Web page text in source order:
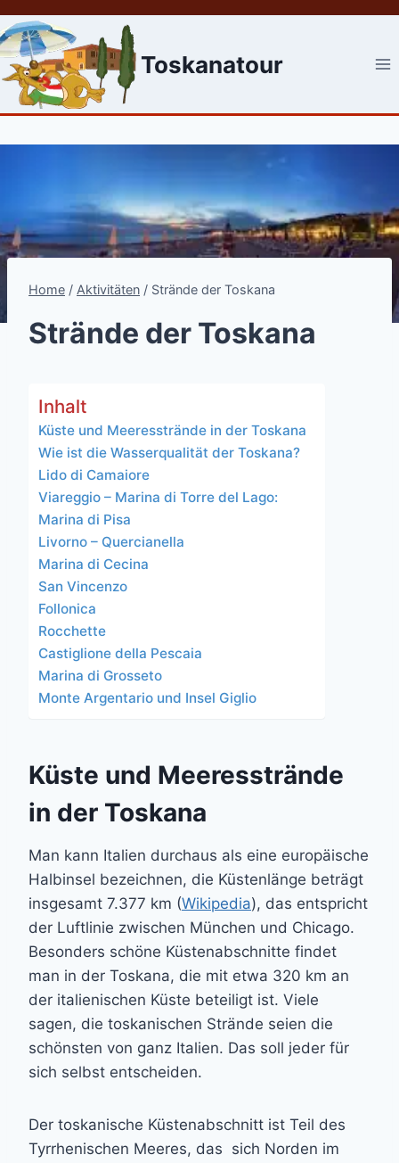
Skip
to
content
Toskanatour
Home / Aktivitäten / Strände der Toskana
Strände der Toskana
Inhalt
Küste und Meeresstrände in der Toskana
Wie ist die Wasserqualität der Toskana?
Lido di Camaiore
Viareggio – Marina di Torre del Lago:
Marina di Pisa
Livorno – Quercianella
Marina di Cecina
San Vincenzo
Follonica
Rocchette
Castiglione della Pescaia
Marina di Grosseto
Monte Argentario und Insel Giglio
Küste und Meeresstrände
in der Toskana
Man kann Italien durchaus als eine europäische
Halbinsel bezeichnen, die Küstenlänge beträgt
insgesamt 7.377 km (Wikipedia), das entspricht
der Luftlinie zwischen München und Chicago.
Besonders schöne Küstenabschnitte findet
man in der Toskana, die mit etwa 320 km an
der italienischen Küste beteiligt ist. Viele
sagen, die toskanischen Strände seien die
schönsten von ganz Italien. Das soll jeder für
sich selbst entscheiden.
Der toskanische Küstenabschnitt ist Teil des
Tyrrhenischen Meeres, das sich Norden im